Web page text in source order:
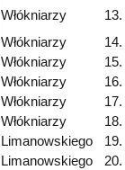
Włókniarzy
13.
Włókniarzy 14.
Włókniarzy
15.
Włókniarzy
16.
Włókniarzy
17.
Włókniarzy
18.
Limanowskiego
19.
Limanowskiego
20.